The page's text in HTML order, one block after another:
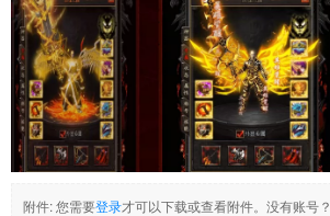
附件:您需要登录才可以下载或查看附件。没有账号？